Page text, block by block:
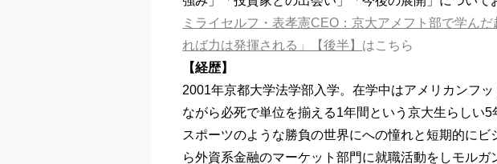
ミライセルフ・表孝憲CEO：京大アメフト部で学ん
れば力は発揮される」【後半】 はこちら
【経歴】
2001年京都大学法学部入学。在学中はアメリカンフ
ながら必死で単位を揃える1年間という京大生らしい5
スポーツのような勝負の世界にへの憧れと短期的に
ら外資系金融のマーケット部門に就職活動をしモル